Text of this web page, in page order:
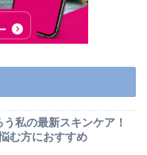
私の最新スキンケア！
む方におすすめ